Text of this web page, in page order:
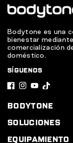
Bodytone es una
bienestar
comercialización
doméstico.
SÍGUENOS
F
a
c
I
n
s
o
u
T
i
k
BODYTONE
Quiénes somos
Soporte Técnico
SOLUCIONES
Nuestros servicios
EQUIPAMIENTO